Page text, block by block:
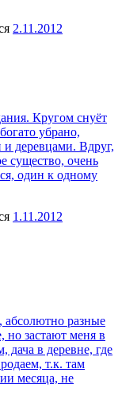
2.11.2012
Кругом снуёт
убрано,
деревцами. Вдруг,
существо, очень
один к одному
1.11.2012
абсолютно разные
но застают меня в
дача в деревне, где
т.к. там
месяца, не